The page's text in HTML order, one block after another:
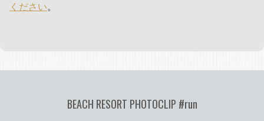
ください。
BEACH RESORT PHOTOCLIP #run